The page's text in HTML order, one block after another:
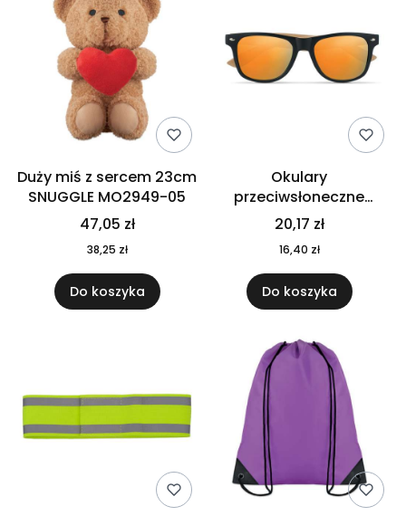
Duży miś z sercem 23cm
SNUGGLE MO2949-05
47,05 zł
38,25 zł
Do koszyka
Okulary
przeciwsłoneczne
CALIFORNIA TOUCH
MO9617-10
20,17 zł
16,40 zł
Do koszyka